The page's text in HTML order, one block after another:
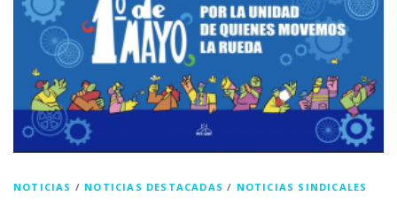
NOTICIAS / NOTICIAS DESTACADAS / NOTICIAS SINDICALES